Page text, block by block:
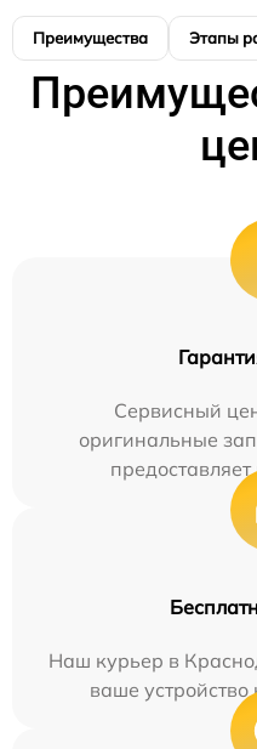
Преимущества Этапы
Сервисный
оригинальные
Наш курьер в
ваше